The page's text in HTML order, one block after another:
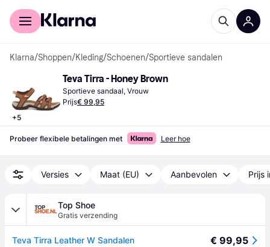
Voor shoppers
Klarna/Shoppen/Kleding/Schoenen/Sportieve sandalen
+5
Teva Tirra - Honey Brown
Sportieve sandaal, Vrouw
Prijs€ 99,95
Probeer flexibele betalingen met Leer hoe
Versies Maat (EU) Aanbevolen Prijs
Top Shoe
Gratis verzending
Teva Tirra Leather W Sandalen € 99,95